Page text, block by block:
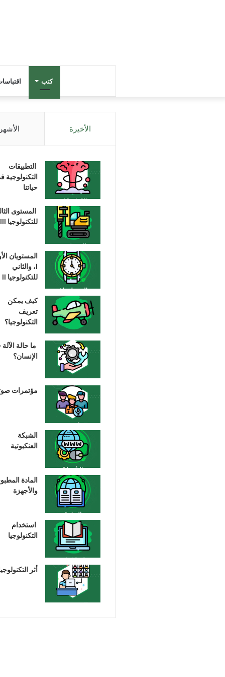
كتب
الأخيرة الأشهر
التطبيقات
التكنولوجية
حياتنا
المستوى
للتكنولوجيا III
المستويان
I، والثاني
للتكنولوجيا II
كيف يمكن
تعريف
التكنولوجيا؟
ما حالة الآلة
الإنسان؟
مؤتمرات
الشبكة
العنكبوتية
المادة
والأجهزة
استخدام
التكنولوجيا
أثر